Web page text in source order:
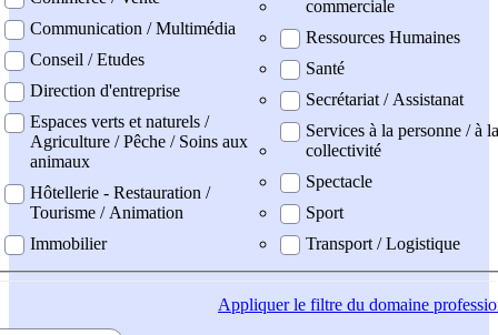
Communication / Multimédia
Conseil / Etudes
Direction d'entreprise
Espaces verts et naturels /
Agriculture / Pêche / Soins aux
animaux
Hôtellerie - Restauration /
Tourisme / Animation
Immobilier
commerciale
Ressources Humaines
Santé
Secrétariat / Assistanat
Services à la personne / à la
collectivité
Spectacle
Sport
Transport / Logistique
Appliquerle filtre du domaine